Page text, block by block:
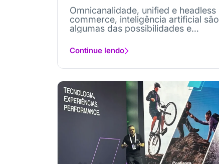
Omnicanalidade, unified e headless
commerce, inteligência artificial são
algumas das possibilidades e
digital
Continue lendo